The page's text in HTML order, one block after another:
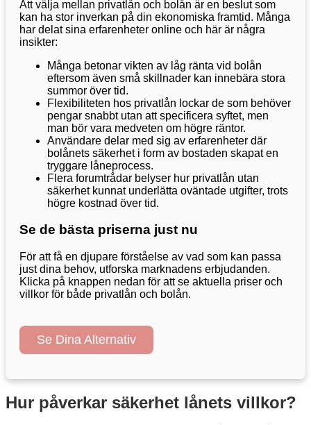
Att välja mellan privatlån och bolån är en beslut som
kan ha stor inverkan på din ekonomiska framtid. Många
har delat sina erfarenheter online och här är några
insikter:
Många betonar vikten av låg ränta vid bolån
eftersom även små skillnader kan innebära stora
summor över tid.
Flexibiliteten hos privatlån lockar de som behöver
pengar snabbt utan att specificera syftet, men
man bör vara medveten om högre räntor.
Användare delar med sig av erfarenheter där
bolånets säkerhet i form av bostaden skapat en
tryggare låneprocess.
Flera forumtrådar belyser hur privatlån utan
säkerhet kunnat underlätta oväntade utgifter, trots
högre kostnad över tid.
Se de bästa priserna just nu
För att få en djupare förståelse av vad som kan passa
just dina behov, utforska marknadens erbjudanden.
Klicka på knappen nedan för att se aktuella priser och
villkor för både privatlån och bolån.
Se Dina Alternativ
Hur påverkar säkerhet lånets villkor?